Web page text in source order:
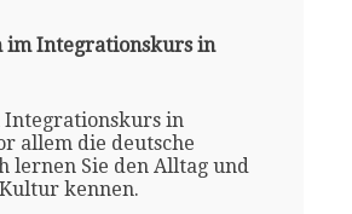
im Integrationskurs in
Integrationskurs in
allem die deutsche
lernen Sie den Alltag und
kennen.